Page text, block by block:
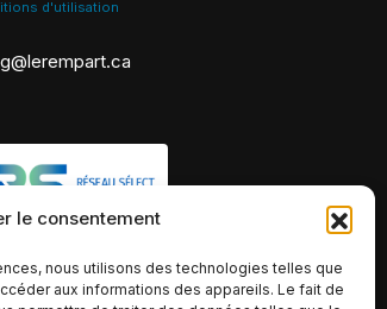
le consentement
nous utilisons des technologies telles que
aux informations des appareils. Le fait de
d'utilisation